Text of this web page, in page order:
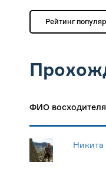
Рейтинг
ФИО восходителя
Никита